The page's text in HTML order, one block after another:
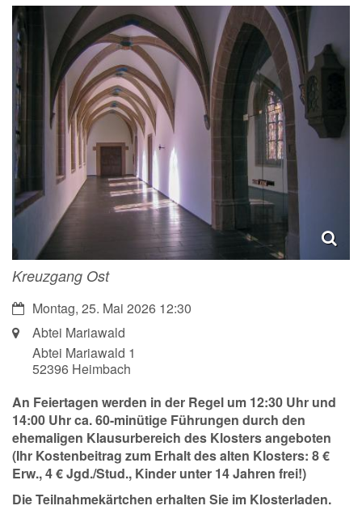
Kreuzgang Ost
Datum:Montag, 25. Mai 2026 12:30
Ort: Abtei Mariawald
Abtei Mariawald 1
52396 Heimbach
An Feiertagen werden in der Regel um 12:30 Uhr und
14:00 Uhr ca. 60-minütige Führungen durch den
ehemaligen Klausurbereich des Klosters angeboten
(Ihr Kostenbeitrag zum Erhalt des alten Klosters: 8 €
Erw., 4 € Jgd./Stud., Kinder unter 14 Jahren frei!)
Die Teilnahmekärtchen erhalten Sie im Klosterladen.